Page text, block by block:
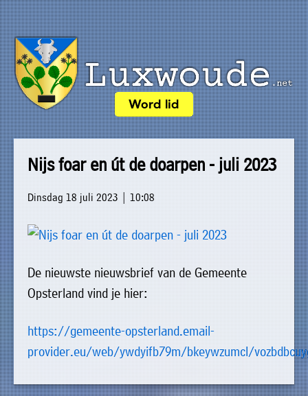
Word lid
Nijs foar en út de doarpen - juli 2023
Dinsdag 18 juli 2023 | 10:08
De nieuwste nieuwsbrief van de Gemeente
Opsterland vind je hier:
https://gemeente-opsterland.email-
provider.eu/web/ywdyifb79m/bkeywzumcl/
»
Home
»
Welkom
»
Nieuws
»
Agenda
»
Verenigingen
»
Bedrijven
»
Luxwoude.net
website@luxwoude.net
Plaatselijk
belang
Op
dit
moment
bestaat
het
bestuur
uit
de
volgende
personen: